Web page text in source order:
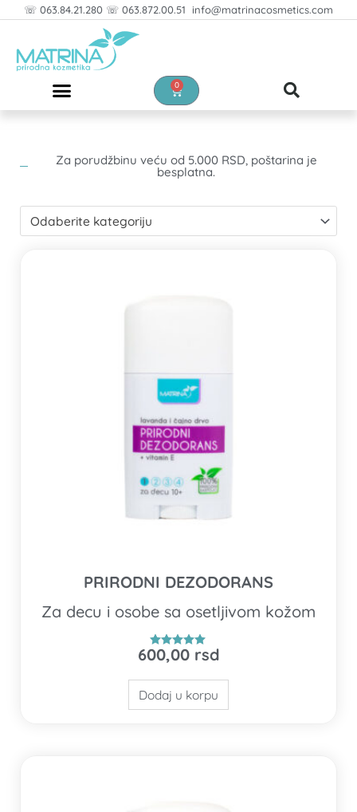
Pređi
sadržaj
☏ 063.84.21.280 ☏ 063.872.00.51 info@matrinacosmetics.com
0
Cart
Za porudžbinu veću od 5.000 RSD, poštarina je
besplatna.
Odaberite kategoriju
PRIRODNI DEZODORANS
Za decu i osobe sa osetljivom kožom
Ocenjeno
5.00
600,00 rsd
Dodaj u korpu